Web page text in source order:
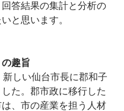
答結果の集計と分析の
と思います。
趣旨
しい仙台市長に郡和子
た。郡市政に移行した
、市の産業を担う人材